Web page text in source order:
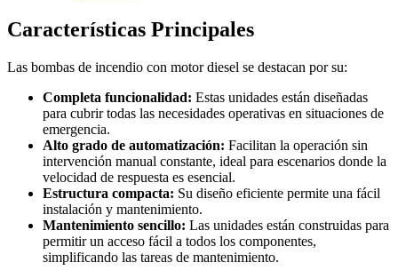
Características Principales
Las bombas de incendio con motor diesel se destacan por su:
Completa funcionalidad: Estas unidades están diseñadas
para cubrir todas las necesidades operativas en situaciones de
emergencia.
Alto grado de automatización: Facilitan la operación sin
intervención manual constante, ideal para escenarios donde la
velocidad de respuesta es esencial.
Estructura compacta: Su diseño eficiente permite una fácil
instalación y mantenimiento.
Mantenimiento sencillo: Las unidades están construidas para
permitir un acceso fácil a todos los componentes,
simplificando las tareas de mantenimiento.